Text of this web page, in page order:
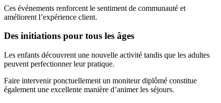
Ces événements renforcent le sentiment de communauté et
améliorent l’expérience client.
Des initiations pour tous les âges
Les enfants découvrent une nouvelle activité tandis que les adultes
peuvent perfectionner leur pratique.
Faire intervenir ponctuellement un moniteur diplômé constitue
également une excellente manière d’animer les séjours.